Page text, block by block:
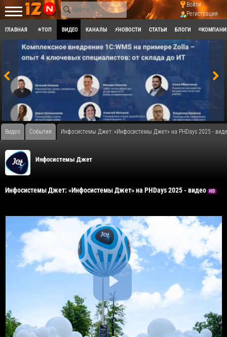
Войти
Регистрация
ГЛАВНАЯ ⭐ТОП ВИДЕО КАНАЛЫ ⚡НОВОСТИ СТАТЬИ БЛОГИ
Видео События Инфосистемы Джет: «Инфосистемы Джет» на PHDays 2025 -
Инфосистемы Джет
Инфосистемы Джет: «Инфосистемы Джет» на PHDays 2025 - видео HD